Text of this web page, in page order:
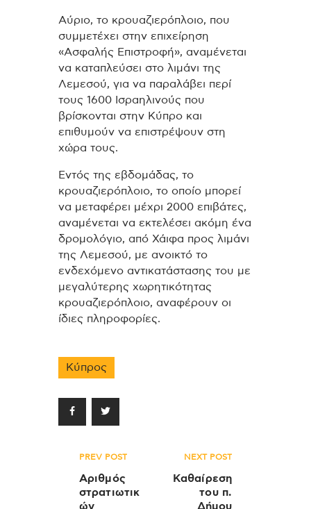
Αύριο, το κρουαζιερόπλοιο, που
συμμετέχει στην επιχείρηση
«Ασφαλής Επιστροφή», αναμένεται
να καταπλεύσει στο λιμάνι της
Λεμεσού, για να παραλάβει περί
τους 1600 Ισραηλινούς που
βρίσκονται στην Κύπρο και
επιθυμούν να επιστρέψουν στη
χώρα τους.
Εντός της εβδομάδας, το
κρουαζιερόπλοιο, το οποίο μπορεί
να μεταφέρει μέχρι 2000 επιβάτες,
αναμένεται να εκτελέσει ακόμη ένα
δρομολόγιο, από Χάιφα προς λιμάνι
της Λεμεσού, με ανοικτό το
ενδεχόμενο αντικατάστασης του με
μεγαλύτερης χωρητικότητας
κρουαζιερόπλοιο, αναφέρουν οι
ίδιες πληροφορίες.
Κύπρος
Πλοήγηση
άρθρων
PREV POST
Αριθμός
στρατιωτικ
ών
NEXT POST
Καθαίρεση
του π.
Δήμου